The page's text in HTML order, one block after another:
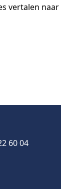
vertalen
60 04